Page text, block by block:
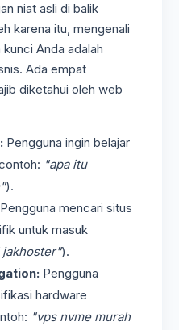
niat asli di balik
karena itu, mengenali
Anda adalah
Ada empat
diketahui oleh web
Pengguna ingin belajar
"apa itu
).
Pengguna mencari situs
untuk masuk
).
Pengguna
hardware
"vps nvme murah